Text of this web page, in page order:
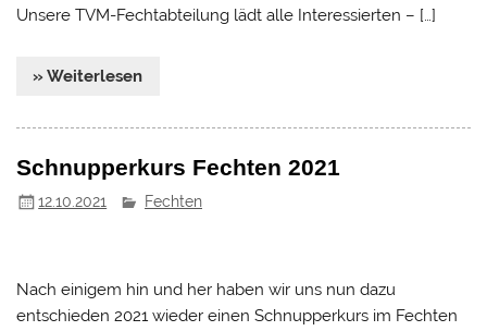
Unsere TVM-Fechtabteilung lädt alle Interessierten – […]
» Weiterlesen
Schnupperkurs Fechten 2021
12.10.2021 Fechten
Nach einigem hin und her haben wir uns nun dazu
entschieden 2021 wieder einen Schnupperkurs im Fechten